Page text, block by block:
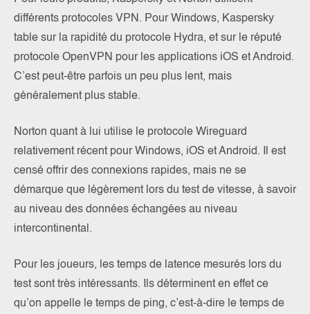
différents protocoles VPN. Pour Windows, Kaspersky
table sur la rapidité du protocole Hydra, et sur le réputé
protocole OpenVPN pour les applications iOS et Android.
C’est peut-être parfois un peu plus lent, mais
généralement plus stable.
Norton quant à lui utilise le protocole Wireguard
relativement récent pour Windows, iOS et Android. Il est
censé offrir des connexions rapides, mais ne se
démarque que légèrement lors du test de vitesse, à savoir
au niveau des données échangées au niveau
intercontinental.
Pour les joueurs, les temps de latence mesurés lors du
test sont très intéressants. Ils déterminent en effet ce
qu’on appelle le temps de ping, c’est-à-dire le temps de